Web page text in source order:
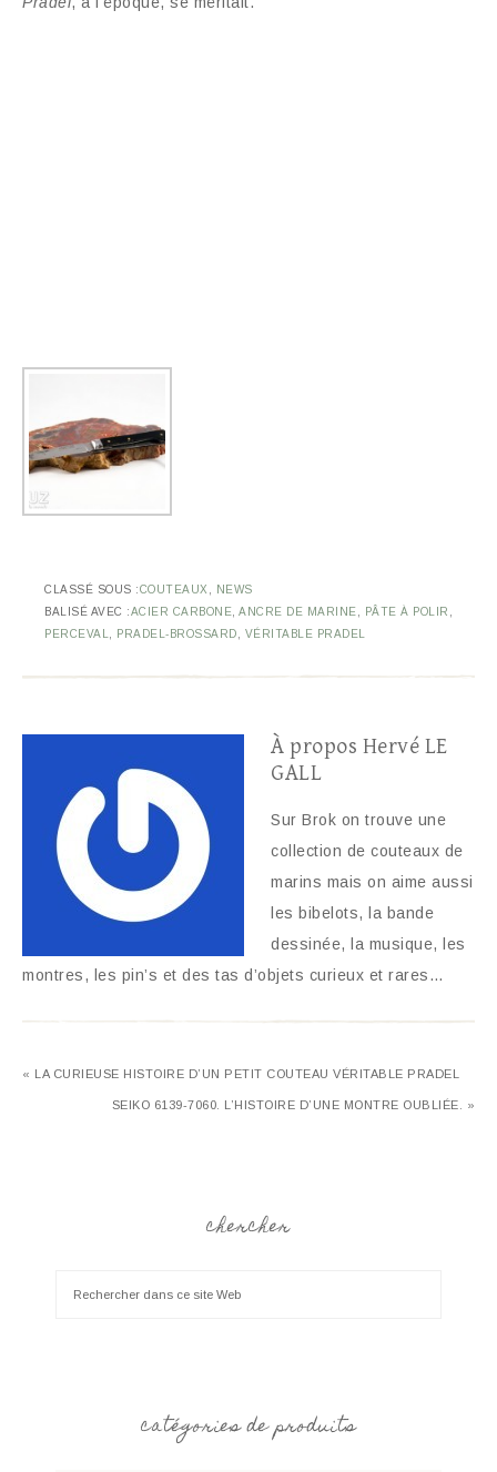
CLASSÉ SOUS :COUTEAUX ,
NEWS
BALISÉ AVEC :ACIER CARBONE, ANCRE DE MARINE, PÂTE À POLIR ,
PERCEVAL, PRADEL-BROSSARD, VÉRITABLE PRADEL
À propos Hervé LE
GALL
Sur Brok on trouve une
collection de couteaux de
marins mais on aime aussi
les bibelots, la bande
dessinée, la musique, les
montres, les pin’s et des tas d’objets curieux et rares…
« LA CURIEUSE HISTOIRE D’UN PETIT COUTEAU VÉRITABLE PRADEL
SEIKO 6139-7060. L’HISTOIRE D’UNE MONTRE OUBLIÉE. »
chercher
catégories de produits